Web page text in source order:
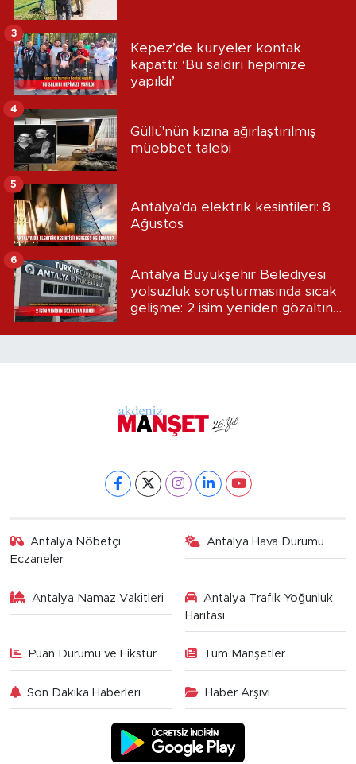
Kepez’de kuryeler kontak
kapattı: ‘Bu saldırı hepimize
yapıldı’
3
Güllü'nün kızına ağırlaştırılmış
müebbet talebi
4
Antalya'da elektrik kesintileri: 8
Ağustos
5
Antalya Büyükşehir Belediyesi
yolsuzluk soruşturmasında sıcak
gelişme: 2 isim yeniden gözaltına
6
Antalya Nöbetçi
Eczaneler
Antalya Hava Durumu
Antalya Namaz Vakitleri
Antalya Trafik Yoğunluk
Haritası
Puan Durumu ve Fikstür Tüm Manşetler
Son Dakika Haberleri Haber Arşivi